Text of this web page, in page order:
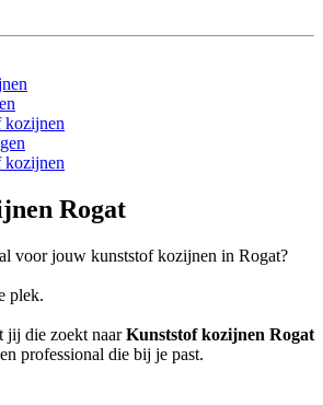
kozijnen
kozijnen
Rogat
voor jouw kunststof kozijnen in Rogat?
plek.
jij die zoekt naarKunststof kozijnen Rogat
professional die bij je past.